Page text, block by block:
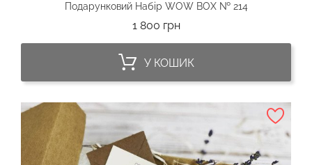
Подарунковий Набір WOW BOX № 214
1 800 грнЦіна
У КОШИК